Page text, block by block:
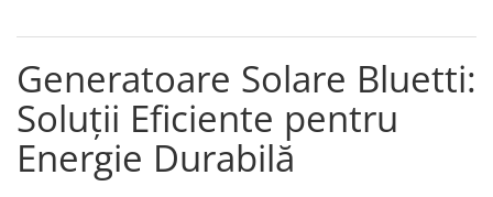
Generatoare Solare Bluetti:
Soluții Eficiente pentru
Energie Durabilă